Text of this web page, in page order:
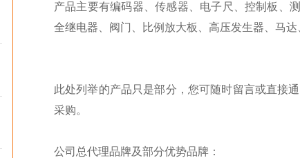
产品主要有编码器、传感器、电子尺、控制板、
全继电器、阀门、比例放大板、高压发生器、马达
此处列举的产品只是部分，您可随时留言或直接
采购。
公司总代理品牌及部分优势品牌：